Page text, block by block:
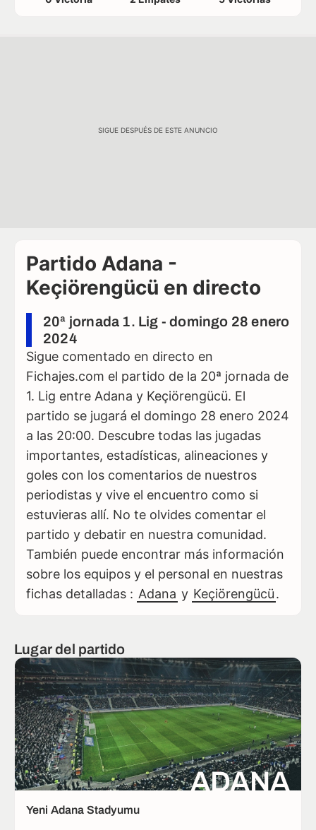
SIGUE DESPUÉS DE ESTE ANUNCIO
Partido Adana -
Keçiörengücü en directo
20ª jornada 1. Lig - domingo 28 enero
2024
Sigue comentado en directo en
Fichajes.com el partido de la 20ª jornada de
1. Lig entre Adana y Keçiörengücü. El
partido se jugará el domingo 28 enero 2024
a las 20:00. Descubre todas las jugadas
importantes, estadísticas, alineaciones y
goles con los comentarios de nuestros
periodistas y vive el encuentro como si
estuvieras allí. No te olvides comentar el
partido y debatir en nuestra comunidad.
También puede encontrar más información
sobre los equipos y el personal en nuestras
fichas detalladas : Adana y Keçiörengücü.
Lugar del partido
ADANA
Yeni Adana Stadyumu